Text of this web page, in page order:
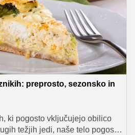
preprosto, sezonsko in
ki pogosto vključujejo obilico
težjih jedi, naše telo pogosto